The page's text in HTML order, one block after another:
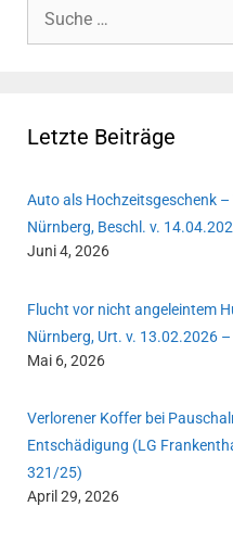
Suche
Letzte Beiträge
Auto als Hochzeitsgeschenk –
Nürnberg, Beschl. v.
Juni 4, 2026
Flucht vor nicht angeleintem
Nürnberg, Urt. v. 13.02.2026
Mai 6, 2026
Verlorener Koffer bei
Entschädigung (LG
321/25)
April 29, 2026